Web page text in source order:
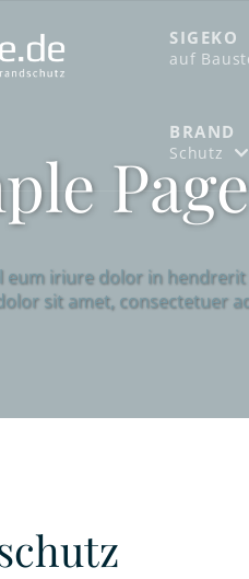
SIGEKO
­auf
BRAND
Schutz
Page
eum iriure dolor in
sit amet, consectetuer